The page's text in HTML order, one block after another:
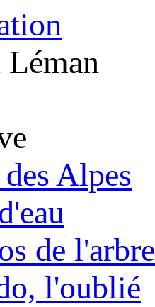
Léman
Alpes
de l'arbre
l'oublié